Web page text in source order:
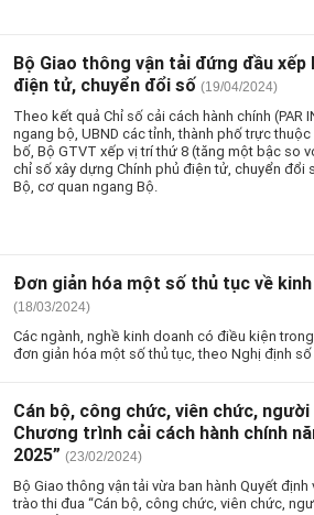
Bộ Giao thông vận tải đứng đầu
điện tử, chuyển đổi số (19/04/2024)
Theo kết quả Chỉ số cải cách hành chính (PAR
ngang bộ, UBND các tỉnh, thành phố trực
bố, Bộ GTVT xếp vị trí thứ 8 (tăng một bậc so
chỉ số xây dựng Chính phủ điện tử, chuyển đổi
Bộ, cơ quan ngang Bộ.
Đơn giản hóa một số thủ tục về
(18/03/2024)
Các ngành, nghề kinh doanh có điều kiện
đơn giản hóa một số thủ tục, theo Nghị định
Cán bộ, công chức, viên chức,
Chương trình cải cách hành chính
2025” (23/02/2024)
Bộ Giao thông vận tải vừa ban hành Quyết
trào thi đua “Cán bộ, công chức, viên chức,